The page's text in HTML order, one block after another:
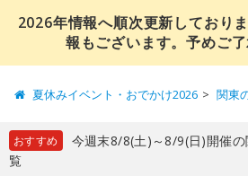
2026年情報へ順次更新しており
報もございます。予めご了
夏休みイベント・おでかけ2026 関東
おすすめ
今週末8/8(土)～8/9(日)開催
覧